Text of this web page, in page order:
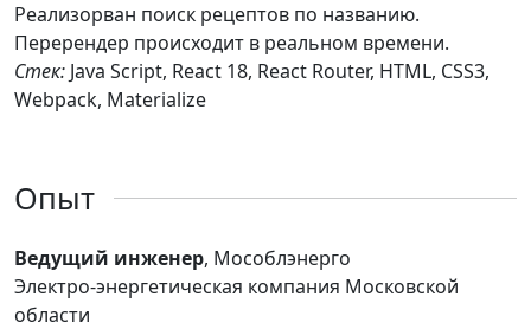
Реализорван поиск рецептов по названию.
Перерендер происходит в реальном времени.
Стек: Java Script, React 18, React Router, HTML, CSS3,
Webpack, Materialize
Опыт
Ведущий инженер, Мособлэнерго
Электро-энергетическая компания Московской
области